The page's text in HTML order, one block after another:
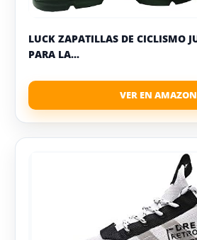
LUCK ZAPATILLAS DE CICLISMO
PARA LA...